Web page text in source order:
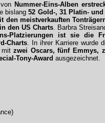
Nummer-Eins-Alben
bislang52 Gold-, 31 Platin-
den meistverkauften
den US Charts. Barbra
Platzierungen ist sie die
Charts. In ihrer Karriere wurde
mitzwei Oscars, fünf Emmys,
Tony-Award ausgezeichnet.